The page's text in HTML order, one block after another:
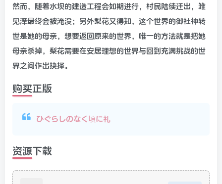
然而，随着水坝的建造工程会如期进行，村民陆续迁出，雏
见泽最终会被淹没；另外梨花又得知，这个世界的御社神转
世是她的母亲，想要返回原来的世界，唯一的方法就是把她
母亲杀掉，梨花需要在安居理想的世界与回到充满挑战的世
界之间作出抉择。
购买正版
ひぐらしのなく頃に礼
资源下载